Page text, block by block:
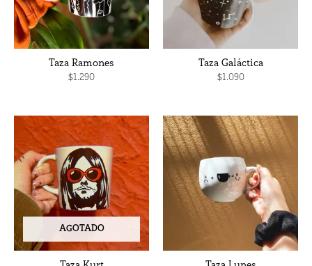
Taza Ramones
$1.290
Taza Galáctica
$1.090
AGOTADO